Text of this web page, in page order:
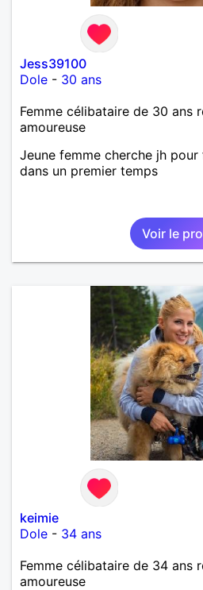
Jess39100
Dole - 30 ans
Femme célibataire de 30 ans
amoureuse
Jeune femme cherche jh
dans un premier temps
Voir le
keimie
Dole - 34 ans
Femme célibataire de 34 ans
amoureuse